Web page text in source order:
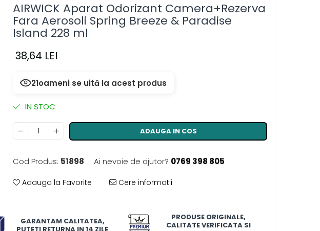
AIRWICK Aparat Odorizant Camera+Rezerva
Fara Aerosoli Spring Breeze & Paradise
Island 228 ml
38,64 LEI
21oameni se uită la acest produs
IN STOC
ADAUGA IN COS
Cod Produs: 51898 Ai nevoie de ajutor? 0769 398 805
Adauga la Favorite Cere informatii
GARANTAM CALITATEA,
PRODUSE ORIGINALE,
CALITATE VERIFICATA SI